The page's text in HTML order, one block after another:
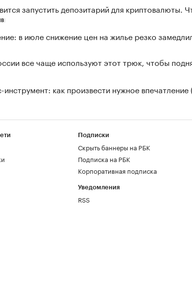
запустить депозитарий для криптовалюты.
в июле снижение цен на жилье резко
все чаще используют этот трюк, чтобы
инструмент: как произвести нужное впечатление
Подписки
Скрыть баннеры на РБК
Подписка на РБК
Корпоративная подписка
Уведомления
RSS